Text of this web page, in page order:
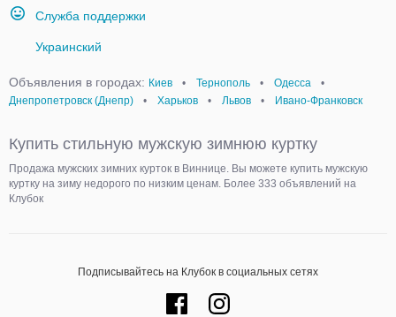
Служба поддержки
Украинский
Объявления в городах: Киев • Тернополь • Одесса
•
Днепропетровск (Днепр)
• Харьков • Львов • Ивано-Франковск
Купить стильную мужскую зимнюю куртку
Продажа мужских зимних курток в Виннице. Вы можете купить мужскую
куртку на зиму недорого по низким ценам. Более 333 объявлений на
Клубок
Подписывайтесь на Клубок в социальных сетях